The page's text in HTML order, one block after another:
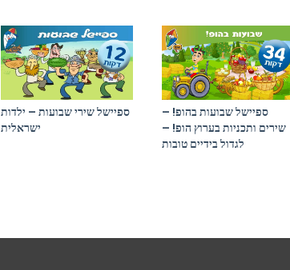
ספיישל שירי שבועות – ילדות
ישראלית
ספיישל שבועות בהופ! –
שירים ותכניות בערוץ הופ! –
לגדול בידיים טובות